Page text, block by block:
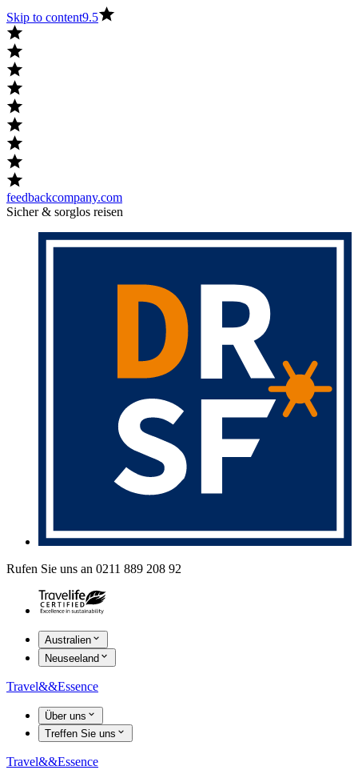
Skip to content9.5
feedbackcompany.com
Sicher & sorglos reisen
Rufen Sie uns an 0211 889 208 92
Australien
Neuseeland
Travel&&Essence
Über uns
Treffen Sie uns
Travel&&Essence